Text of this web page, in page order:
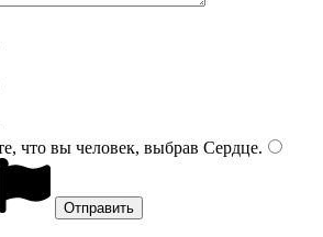
что вы человек, выбрав Сердце.